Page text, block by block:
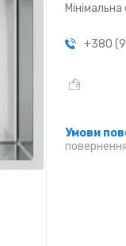
+380